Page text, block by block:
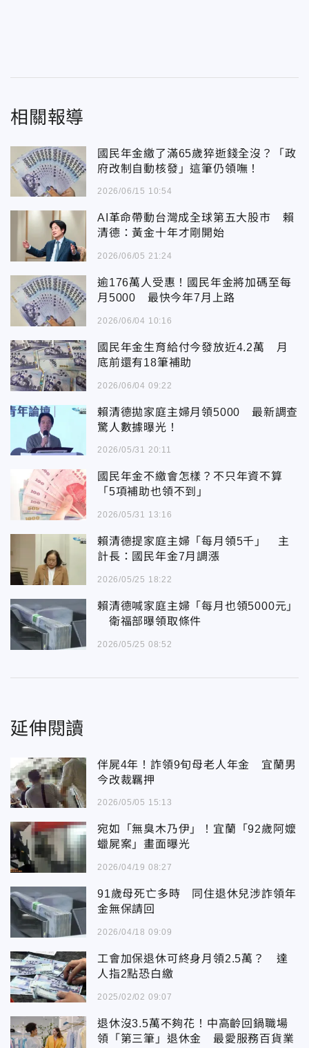
相關報導
國民年金繳了滿65歲猝逝錢全沒？「政
府改制自動核發」這筆仍領嘸！
2026/06/15 10:54
AI革命帶動台灣成全球第五大股市 賴
清德：黃金十年才剛開始
2026/06/05 21:24
逾176萬人受惠！國民年金將加碼至每
月5000 最快今年7月上路
2026/06/04 10:16
國民年金生育給付今發放近4.2萬 月
底前還有18筆補助
2026/06/04 09:22
賴清德拋家庭主婦月領5000 最新調查
驚人數據曝光！
2026/05/31 20:11
國民年金不繳會怎樣？不只年資不算
「5項補助也領不到」
2026/05/31 13:16
賴清德提家庭主婦「每月領5千」 主
計長：國民年金7月調漲
2026/05/25 18:22
賴清德喊家庭主婦「每月也領5000元」
衛福部曝領取條件
2026/05/25 08:52
延伸閱讀
伴屍4年！詐領9旬母老人年金 宜蘭男
今改裁羈押
2026/05/05 15:13
宛如「無臭木乃伊」！宜蘭「92歲阿嬤
蠟屍案」畫面曝光
2026/04/19 08:27
91歲母死亡多時 同住退休兒涉詐領年
金無保請回
2026/04/18 09:09
工會加保退休可終身月領2.5萬？ 達
人指2點恐白繳
2025/02/02 09:07
退休沒3.5萬不夠花！中高齡回鍋職場
領「第三筆」退休金 最愛服務百貨業